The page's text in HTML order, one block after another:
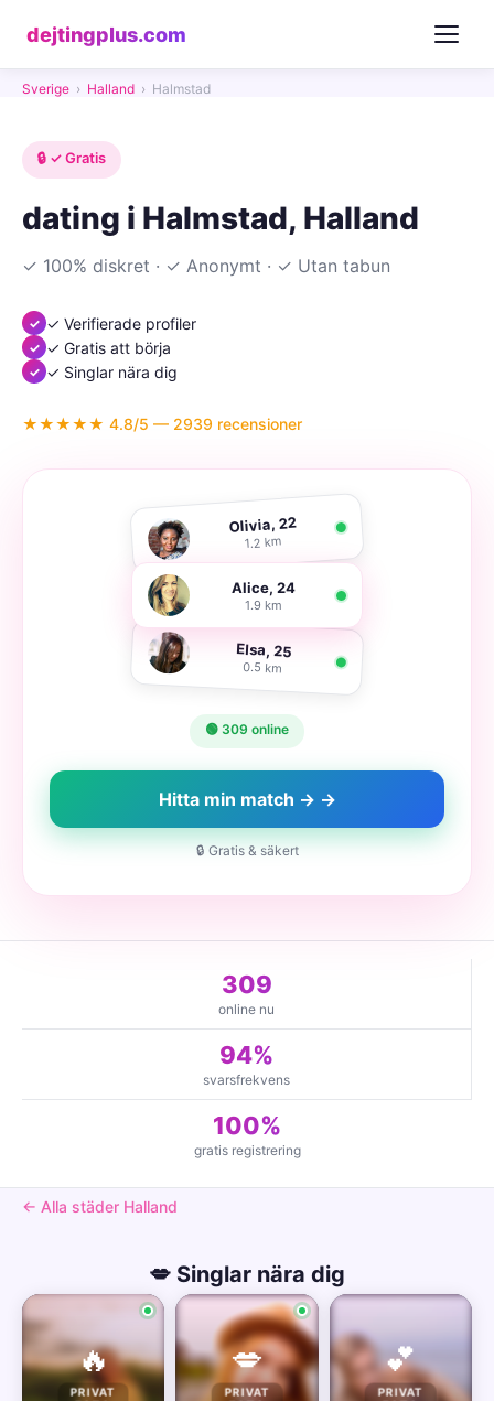
dejtingplus.com
Sverige › Halland › Halmstad
🔒 ✓ Gratis
dating i Halmstad, Halland
✓ 100% diskret · ✓ Anonymt · ✓ Utan tabun
✓ Verifierade profiler
✓ Gratis att börja
✓ Singlar nära dig
★★★★★ 4.8/5 — 2939 recensioner
Olivia, 22
1.2 km
Alice, 24
1.9 km
Elsa, 25
0.5 km
🟢 309 online
Hitta min match → →
🔒 Gratis & säkert
309
online nu
94%
svarsfrekvens
100%
gratis registrering
← Alla städer Halland
💋 Singlar nära dig
🔥
PRIVAT
💋
PRIVAT
💕
PRIVAT